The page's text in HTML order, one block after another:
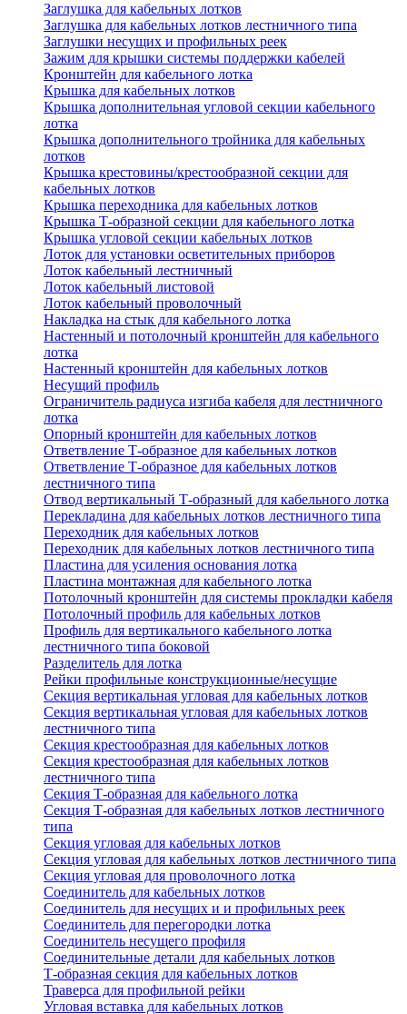
Заглушка для кабельных лотков
Заглушка для кабельных лотков лестничного типа
Заглушки несущих и профильных реек
Зажим для крышки системы поддержки кабелей
Кронштейн для кабельного лотка
Крышка для кабельных лотков
Крышка дополнительная угловой секции кабельного
лотка
Крышка дополнительного тройника для кабельных
лотков
Крышка крестовины/крестообразной секции для
кабельных лотков
Крышка переходника для кабельных лотков
Крышка Т-образной секции для кабельного лотка
Крышка угловой секции кабельных лотков
Лоток для установки осветительных приборов
Лоток кабельный лестничный
Лоток кабельный листовой
Лоток кабельный проволочный
Накладка на стык для кабельного лотка
Настенный и потолочный кронштейн для кабельного
лотка
Настенный кронштейн для кабельных лотков
Несущий профиль
Ограничитель радиуса изгиба кабеля для лестничного
лотка
Опорный кронштейн для кабельных лотков
Ответвление Т-образное для кабельных лотков
Ответвление Т-образное для кабельных лотков
лестничного типа
Отвод вертикальный Т-образный для кабельного лотка
Перекладина для кабельных лотков лестничного типа
Переходник для кабельных лотков
Переходник для кабельных лотков лестничного типа
Пластина для усиления основания лотка
Пластина монтажная для кабельного лотка
Потолочный кронштейн для системы прокладки кабеля
Потолочный профиль для кабельных лотков
Профиль для вертикального кабельного лотка
лестничного типа боковой
Разделитель для лотка
Рейки профильные конструкционные/несущие
Секция вертикальная угловая для кабельных лотков
Секция вертикальная угловая для кабельных лотков
лестничного типа
Секция крестообразная для кабельных лотков
Секция крестообразная для кабельных лотков
лестничного типа
Секция Т-образная для кабельного лотка
Секция Т-образная для кабельных лотков лестничного
типа
Секция угловая для кабельных лотков
Секция угловая для кабельных лотков лестничного типа
Секция угловая для проволочного лотка
Соединитель для кабельных лотков
Соединитель для несущих и и профильных реек
Соединитель для перегородки лотка
Соединитель несущего профиля
Соединительные детали для кабельных лотков
Т-образная секция для кабельных лотков
Траверса для профильной рейки
Угловая вставка для кабельных лотков